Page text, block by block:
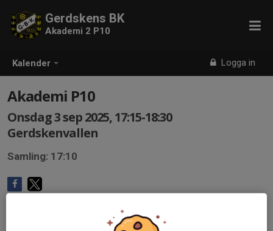
Kalender Logga in
Gerdskens BK
Akademi 2 P10
Akademi P10
Onsdag 3 sep 2025, 17:15-18:30
Gerdskenvallen
Samling: 17:10